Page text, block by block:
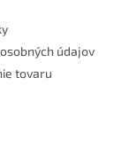
údajov
tovaru